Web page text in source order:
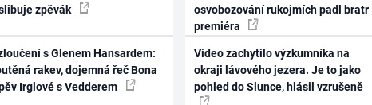
zpěvák
s Glenem Hansardem:
rakev, dojemná řeč Bona
Irglové s Vedderem
osvobozování rukojmích padl bratr
premiéra
Video zachytilo výzkumníka na
okraji lávového jezera. Je to jako
pohled do Slunce, hlásil vzrušeně